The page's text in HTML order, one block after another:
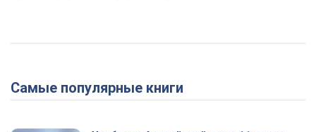
Самые популярные книги